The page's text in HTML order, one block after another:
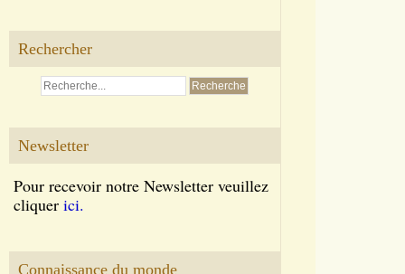
Rechercher
Newsletter
Pour recevoir notre Newsletter veuillez
cliquer ici.
Connaissance du monde